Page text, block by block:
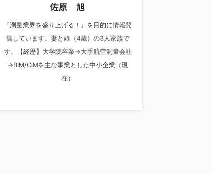
佐原 旭
『測量業界を盛り上げる！』を目的に情報発
信しています。妻と娘（4歳）の3人家族で
す。【経歴】大学院卒業→大手航空測量会社
→BIM/CIMを主な事業とした中小企業（現
在）